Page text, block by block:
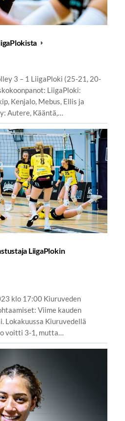
3 – 1 LiigaPloki (25-21, 20-
LiigaPloki:
Kenjalo, Mebus, Ellis ja
Autere, Kääntä,…
LiigaPlokin
klo 17:00 Kiuruveden
Viime kauden
Lokakuussa Kiuruvedellä
voitti 3-1, mutta…